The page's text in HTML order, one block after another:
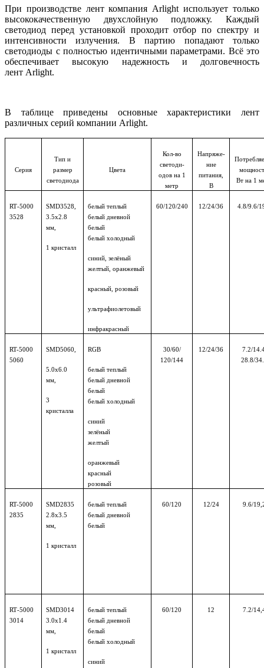
При производстве лент компания Arlight использует только
высококачественную двухслойную подложку. Каждый
светодиод перед установкой проходит отбор по спектру и
интенсивности излучения. В партию попадают только
светодиоды с полностью идентичными параметрами. Всё это
обеспечивает высокую надежность и долговечность
лент Arlight.
В таблице приведены основные характеристики лент
различных серий компании Arlight.
Серия
Тип и
размер
светодиода
Цвета
Кол-во
светоди-
одов на 1
метр
Напряже-
ние
питания,
В
Вт на 1
RT-5000
3528
SMD3528,
3.5х2.8
мм,
1 кристалл
белый теплый
белый дневной
белый
белый холодный
синий, зелёный
желтый,оранжевый
красный, розовый
ультрафиолетовый
инфракрасный
60/120/240 12/24/36 4.8/9.6/
RT-5000
5060
SMD5060,
5.0х6.0
мм,
3
кристалла
RGB
белый теплый
белый дневной
белый
белый холодный
синий
зелёный
желтый
оранжевый
красный
розовый
30/60/
120/144
12/24/36
7.2/
28.8/
RT-5000
2835
SMD2835
2.8х3.5
мм,
1 кристалл
белый теплый
белый дневной
белый
60/120 12/24 9.6/
RT-5000
3014
SMD3014
3.0х1.4
мм,
1 кристалл
белый теплый
белый дневной
белый
белый холодный
синий
60/120 12 7.2/